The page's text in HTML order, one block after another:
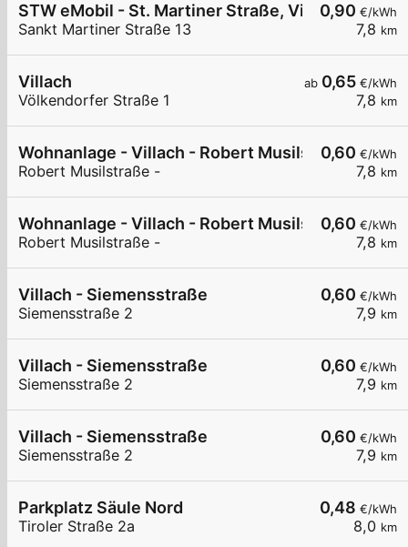
0,90 €/kWh
7,8 km
STW eMobil - St. Martiner Straße, Villach
Sankt Martiner Straße 13
ab 0,65 €/kWh
7,8 km
Villach
Völkendorfer Straße 1
0,60 €/kWh
7,8 km
Wohnanlage - Villach - Robert Musilstraße
Robert Musilstraße -
0,60 €/kWh
7,8 km
Wohnanlage - Villach - Robert Musilstraße
Robert Musilstraße -
0,60 €/kWh
7,9 km
Villach - Siemensstraße
Siemensstraße 2
0,60 €/kWh
7,9 km
Villach - Siemensstraße
Siemensstraße 2
0,60 €/kWh
7,9 km
Villach - Siemensstraße
Siemensstraße 2
0,48 €/kWh
8,0 km
Parkplatz Säule Nord
Tiroler Straße 2a